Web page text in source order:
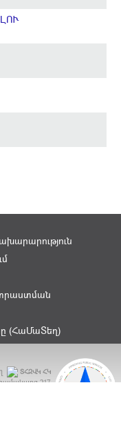
(ՀաՄաՏեղ)
ՏՀԶՎԿ ՀԿ
217